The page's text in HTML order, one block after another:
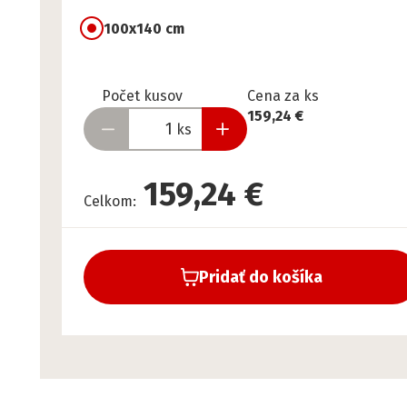
100x140 cm
Počet kusov
ks
Pripravené
Cena za ks
159,24 €
Celkom: 159,24 €
Pridať do košíka